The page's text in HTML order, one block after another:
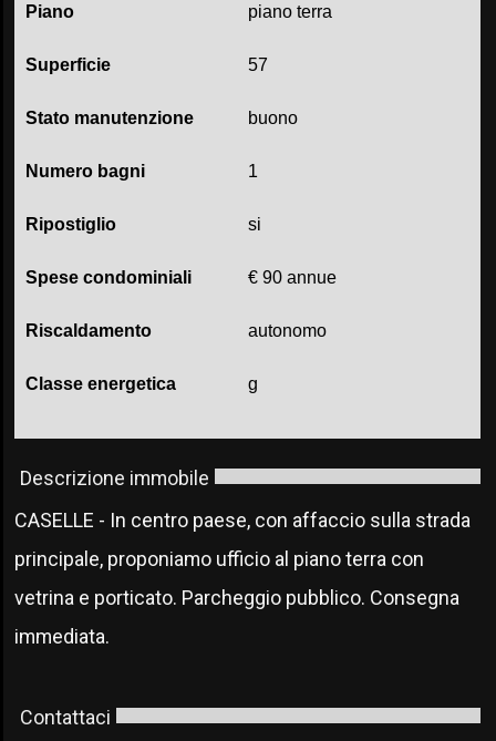
Piano piano terra
Superficie 57
Stato manutenzione buono
Numero bagni 1
Ripostiglio si
Spese condominiali € 90 annue
Riscaldamento autonomo
Classe energetica g
Descrizione immobile
CASELLE - In centro paese, con affaccio sulla strada
principale, proponiamo ufficio al piano terra con
vetrina e porticato. Parcheggio pubblico. Consegna
immediata.
Contattaci